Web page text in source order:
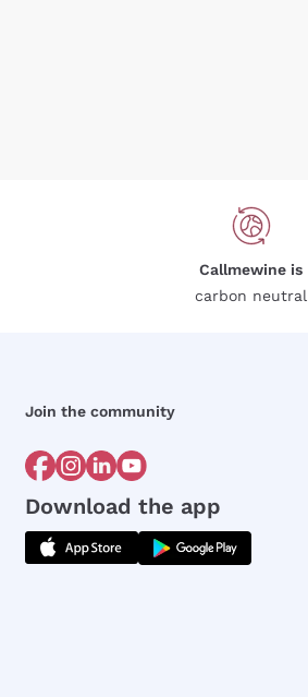
Callmewine is
carbon neutral
Join the community
Download the app